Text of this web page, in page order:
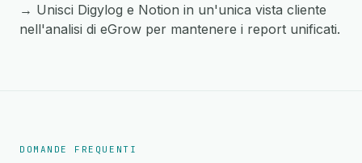
→ Unisci Digylog e Notion in un'unica vista cliente
nell'analisi di eGrow per mantenere i report unificati.
DOMANDE FREQUENTI